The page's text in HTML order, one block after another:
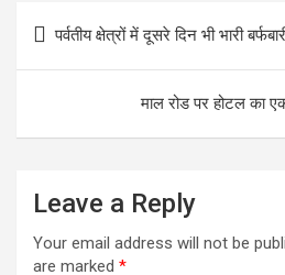
b
o
k
er
s
A
p
p
e
Post
navigation
पर्वतीय क्षेत्रों में दूसरे दिन भी भारी
माल रोड पर होटल का
Leave a Reply
Your email address will not be
are marked *